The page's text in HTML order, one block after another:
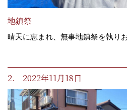
地鎮祭
晴天に恵まれ、無事地鎮祭を執り
2. 2022年11月18日